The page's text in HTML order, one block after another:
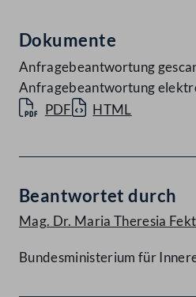
Dokumente
Anfragebeantwortung
Anfragebeantwortung
PDF
HTML
Beantwortet durch
Mag. Dr. Maria Theresia
Bundesministerium für